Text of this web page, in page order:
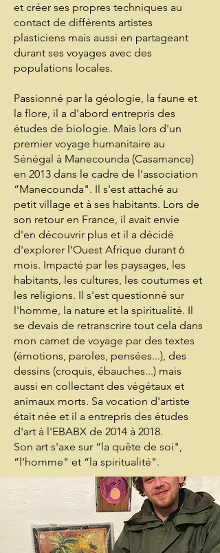
et créer ses propres techniques au
contact de différents artistes
plasticiens mais aussi en partageant
durant ses voyages avec des
populations locales.
Passionné par la géologie, la faune et
la flore, il a d'abord entrepris des
études de biologie. Mais lors d'un
premier voyage humanitaire au
Sénégal à Manecounda (Casamance)
en 2013 dans le cadre de l'association
“Manecounda". Il s'est attaché au
petit village et à ses habitants. Lors de
son retour en France, il avait envie
d'en découvrir plus et il a décidé
d'explorer l'Ouest Afrique durant 6
mois. Impacté par les paysages, les
habitants, les cultures, les coutumes et
les religions. Il s'est questionné sur
l'homme, la nature et la spiritualité. Il
se devais de retranscrire tout cela dans
mon carnet de voyage par des textes
(émotions, paroles, pensées...), des
dessins (croquis, ébauches...) mais
aussi en collectant des végétaux et
animaux morts. Sa vocation d'artiste
était née et il a entrepris des études
d'art à l'EBABX de 2014 à 2018.
Son art s'axe sur “la quête de soi",
“l'homme" et “la spiritualité".